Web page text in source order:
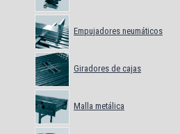
Empujadores neumáticos
Giradores de cajas
Malla metálica